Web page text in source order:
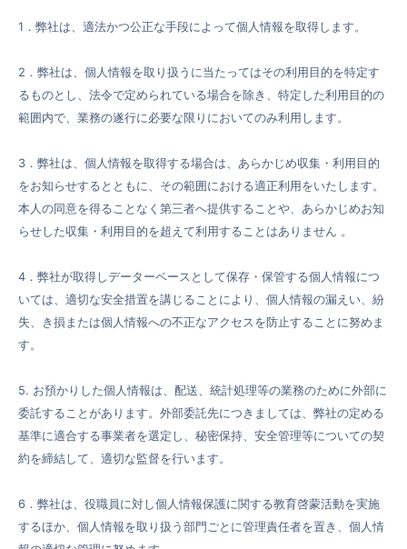
1．弊社は、適法かつ公正な手段によって個人情報を取得します。
2．弊社は、個人情報を取り扱うに当たってはその利用目的を特定す
るものとし、法令で定められている場合を除き、特定した利用目的の
範囲内で、業務の遂行に必要な限りにおいてのみ利用します。
3．弊社は、個人情報を取得する場合は、あらかじめ収集・利用目的
をお知らせするとともに、その範囲における適正利用をいたします。
本人の同意を得ることなく第三者へ提供することや、あらかじめお知
らせした収集・利用目的を超えて利用することはありません 。
4．弊社が取得しデーターベースとして保存・保管する個人情報につ
いては、適切な安全措置を講じることにより、個人情報の漏えい、紛
失、き損または個人情報への不正なアクセスを防止することに努めま
す。
5. お預かりした個人情報は、配送、統計処理等の業務のために外部に
委託することがあります。外部委託先につきましては、弊社の定める
基準に適合する事業者を選定し、秘密保持、安全管理等についての契
約を締結して、適切な監督を行います。
6．弊社は、役職員に対し個人情報保護に関する教育啓蒙活動を実施
するほか、個人情報を取り扱う部門ごとに管理責任者を置き、個人情